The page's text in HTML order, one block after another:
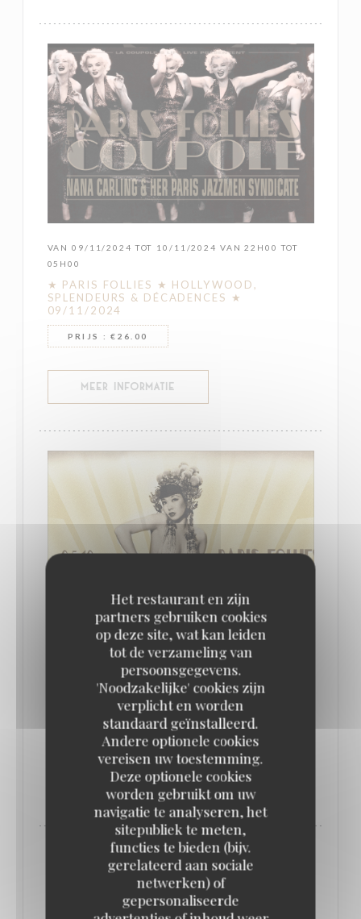
Het restaurant en zijn
partners gebruiken cookies
op deze site, wat kan leiden
tot de verzameling van
persoonsgegevens.
'Noodzakelijke' cookies zijn
verplicht en worden
standaard geïnstalleerd.
Andere optionele cookies
vereisen uw toestemming.
Deze optionele cookies
worden gebruikt om uw
navigatie te analyseren, het
sitepubliek te meten,
functies te bieden (bijv.
gerelateerd aan sociale
netwerken) of
gepersonaliseerde
VAN 09/11/2024 TOT 10/11/2024 VAN 22H00 TOT
05H00
★ PARIS FOLLIES ★ HOLLYWOOD,
SPLENDEURS & DÉCADENCES ★
09/11/2024
PRIJS : €26.00
MEER INFORMATIE
VAN 05/10/2024 TOT 06/10/2024 VAN 22H00 TOT
✨ CÉLÉBRATION DES 10 ANS DES PARIS
FOLLIES À LA COUPOLE ! ✨
PRIJS : €26.00
MEER INFORMATIE((OPENT IN EEN NIEUW VENSTER))